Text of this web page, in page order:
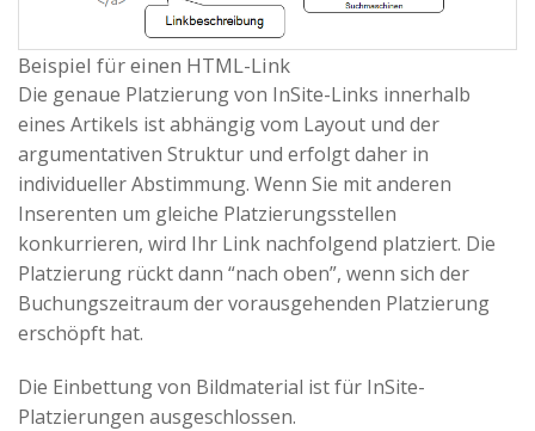
Beispiel für einen HTML-Link
Die genaue Platzierung von InSite-Links innerhalb
eines Artikels ist abhängig vom Layout und der
argumentativen Struktur und erfolgt daher in
individueller Abstimmung. Wenn Sie mit anderen
Inserenten um gleiche Platzierungsstellen
konkurrieren, wird Ihr Link nachfolgend platziert. Die
Platzierung rückt dann “nach oben”, wenn sich der
Buchungszeitraum der vorausgehenden Platzierung
erschöpft hat.
Die Einbettung von Bildmaterial ist für InSite-
Platzierungen ausgeschlossen.